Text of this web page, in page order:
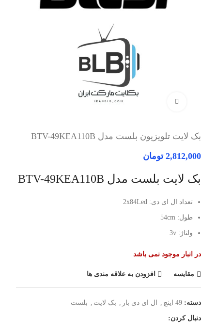
برای بزرگنمایی کلیک کنید
بک لایت تلویزیون بلست مدل BTV-49KEA110B
2,812,000 تومان
بک لایت بلست مدل BTV-49KEA110B
تعداد ال ای دی: 2x84Led
طول: 54cm
ولتاژ: 3v
در انبار موجود نمی باشد
مقایسه افزودن به علاقه مندی ها
دسته: 49 اینچ , ال ای دی بار , بک لایت , بلست
دنبال کردن: